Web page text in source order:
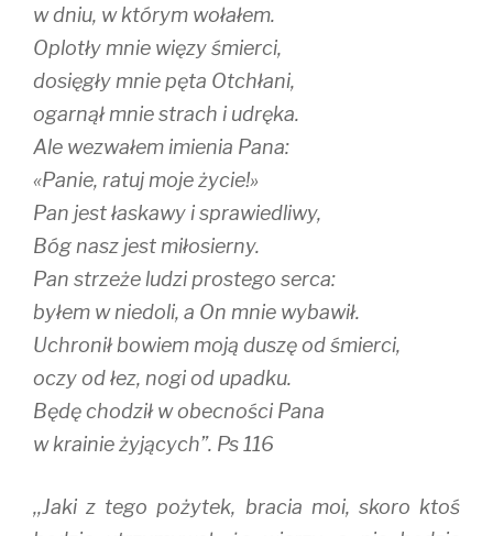
w dniu, w którym wołałem.
Oplotły mnie więzy śmierci,
dosięgły mnie pęta Otchłani,
ogarnął mnie strach i udręka.
Ale wezwałem imienia Pana:
«Panie, ratuj moje życie!»
Pan jest łaskawy i sprawiedliwy,
Bóg nasz jest miłosierny.
Pan strzeże ludzi prostego serca:
byłem w niedoli, a On mnie wybawił.
Uchronił bowiem moją duszę od śmierci,
oczy od łez, nogi od upadku.
Będę chodził w obecności Pana
w krainie żyjących”. Ps 116
,,Jaki z tego pożytek, bracia moi, skoro ktoś